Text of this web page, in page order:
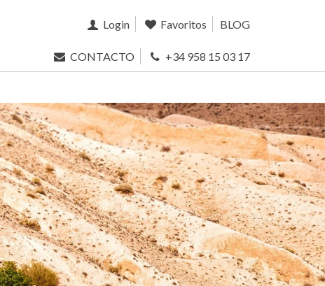
Login Favoritos BLOG
CONTACTO +34 958 15 03 17